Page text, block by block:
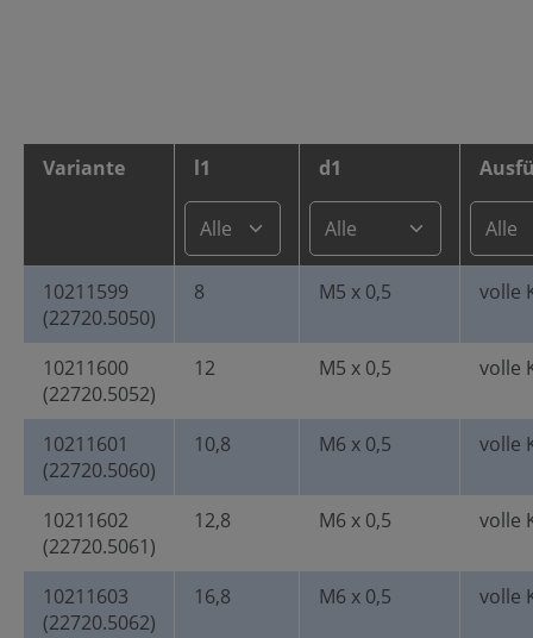
Variante l1 d1
10211599
(22720.5050)
8 M5 x 0,5 volle
10211600
(22720.5052)
12 M5 x 0,5 volle
10211601
(22720.5060)
10,8 M6 x 0,5 volle
10211602
(22720.5061)
12,8 M6 x 0,5 volle
10211603
(22720.5062)
16,8 M6 x 0,5 volle